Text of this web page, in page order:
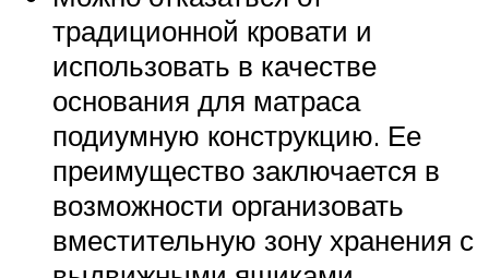
традиционной кровати и
использовать в качестве
основания для матраса
подиумную конструкцию. Ее
преимущество заключается в
возможности организовать
вместительную зону хранения с